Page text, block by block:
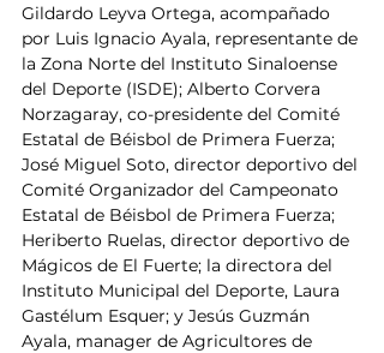
Gildardo Leyva Ortega, acompañado
por Luis Ignacio Ayala, representante de
la Zona Norte del Instituto Sinaloense
del Deporte (ISDE); Alberto Corvera
Norzagaray, co-presidente del Comité
Estatal de Béisbol de Primera Fuerza;
José Miguel Soto, director deportivo del
Comité Organizador del Campeonato
Estatal de Béisbol de Primera Fuerza;
Heriberto Ruelas, director deportivo de
Mágicos de El Fuerte; la directora del
Instituto Municipal del Deporte, Laura
Gastélum Esquer; y Jesús Guzmán
Ayala, manager de Agricultores de